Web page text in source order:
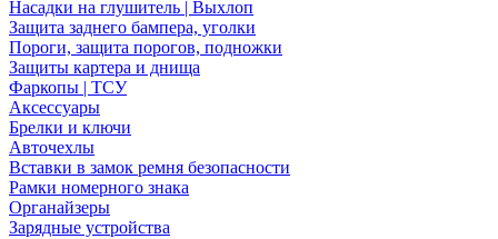
Насадки на глушитель | Выхлоп
Защита заднего бампера, уголки
Пороги, защита порогов, подножки
Защиты картера и днища
Фаркопы | ТСУ
Аксессуары
Брелки и ключи
Авточехлы
Вставки в замок ремня безопасности
Рамки номерного знака
Органайзеры
Зарядные устройства